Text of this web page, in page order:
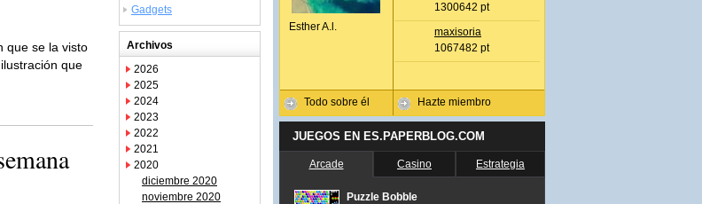
que se la visto
que
Gadgets
Archivos
2026
2025
2024
2023
2022
2021
2020
diciembre 2020
noviembre 2020
Esther A.l.
Todo sobre él
1300642 pt
maxisoria
1067482 pt
Hazte miembro
JUEGOS EN ES.PAPERBLOG.COM
Arcade Casino Estrategia
Puzzle Bobble